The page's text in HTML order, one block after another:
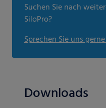
Suchen Sie nach
SiloPro?
Sprechen Sie uns
Downloads